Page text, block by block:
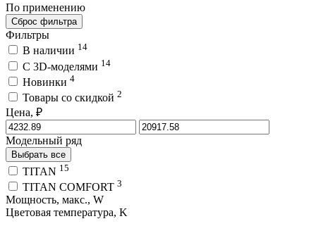
По применению
Сброс фильтра
Фильтры
В наличии 14
C 3D-моделями 14
Новинки 4
Товары со скидкой 2
Цена, ₽
Модельный ряд
Выбрать все
TITAN 15
TITAN COMFORT 3
Мощность, макс., W
Цветовая температура, K